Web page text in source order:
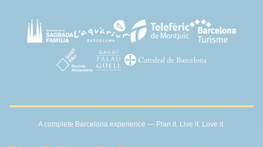
A complete Barcelona experience — Plan it. Live it. Love it.